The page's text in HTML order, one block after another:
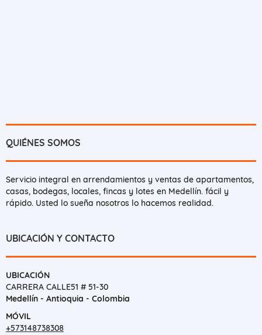
QUIÉNES SOMOS
Servicio integral en arrendamientos y ventas de apartamentos,
casas, bodegas, locales, fincas y lotes en Medellín. fácil y
rápido. Usted lo sueña nosotros lo hacemos realidad.
UBICACIÓN Y CONTACTO
UBICACIÓN
CARRERA CALLE51 # 51-30
Medellín - Antioquia - Colombia
MÓVIL
+573148738308